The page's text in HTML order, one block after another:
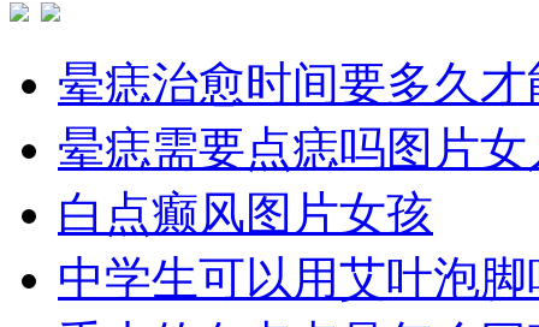
晕痣治愈时间要多久
晕痣需要点痣吗图片女
白点癫风图片女孩
中学生可以用艾叶泡